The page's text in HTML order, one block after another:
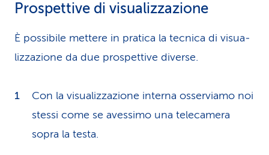
Prospettive di visualizzazione
È possibile mettere in pratica la tecnica di visua­
liz­za­zione da due prospettive diverse.
Con la visualizzazione interna osserviamo noi
stessi come se avessimo una telecamera
sopra la testa.